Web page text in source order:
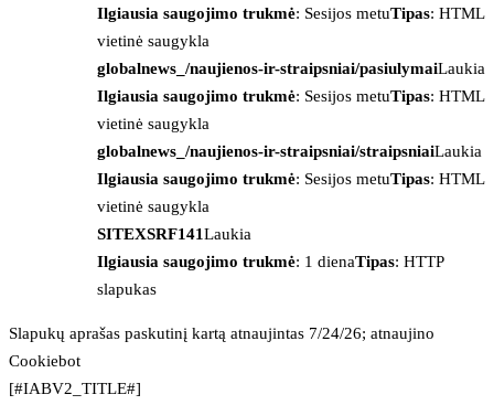
Ilgiausia saugojimo trukmė: Sesijos metuTipas: HTML
vietinė saugykla
globalnews_/naujienos-ir-straipsniai/pasiulymaiLaukia
Ilgiausia saugojimo trukmė: Sesijos metuTipas: HTML
vietinė saugykla
globalnews_/naujienos-ir-straipsniai/straipsniaiLaukia
Ilgiausia saugojimo trukmė: Sesijos metuTipas: HTML
vietinė saugykla
SITEXSRF141Laukia
Ilgiausia saugojimo trukmė: 1 dienaTipas: HTTP
slapukas
Slapukų aprašas paskutinį kartą atnaujintas 7/24/26; atnaujino
Cookiebot
[#IABV2_TITLE#]